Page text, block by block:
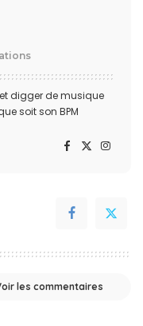
et digger de musique
soit son BPM
les commentaires